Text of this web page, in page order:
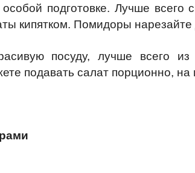
подготовке. Лучше всего
кипятком. Помидоры
посуду, лучше всего из
подавать салат порционно, на